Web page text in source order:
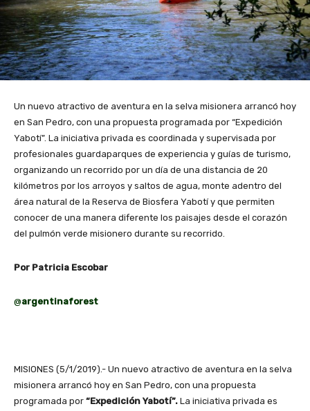
Un nuevo atractivo de aventura en la selva misionera arrancó hoy
en San Pedro, con una propuesta programada por “Expedición
Yabotí”. La iniciativa privada es coordinada y supervisada por
profesionales guardaparques de experiencia y guías de turismo,
organizando un recorrido por un día de una distancia de 20
kilómetros por los arroyos y saltos de agua, monte adentro del
área natural de la Reserva de Biosfera Yabotí y que permiten
conocer de una manera diferente los paisajes desde el corazón
del pulmón verde misionero durante su recorrido.
Por Patricia Escobar
@argentinaforest
MISIONES (5/1/2019).- Un nuevo atractivo de aventura en la selva
misionera arrancó hoy en San Pedro, con una propuesta
programada por “Expedición Yabotí”. La iniciativa privada es